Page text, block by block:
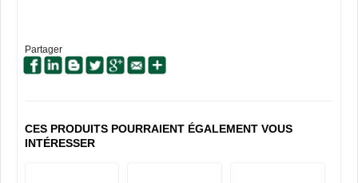
Partager
CES PRODUITS POURRAIENT ÉGALEMENT VOUS
INTÉRESSER